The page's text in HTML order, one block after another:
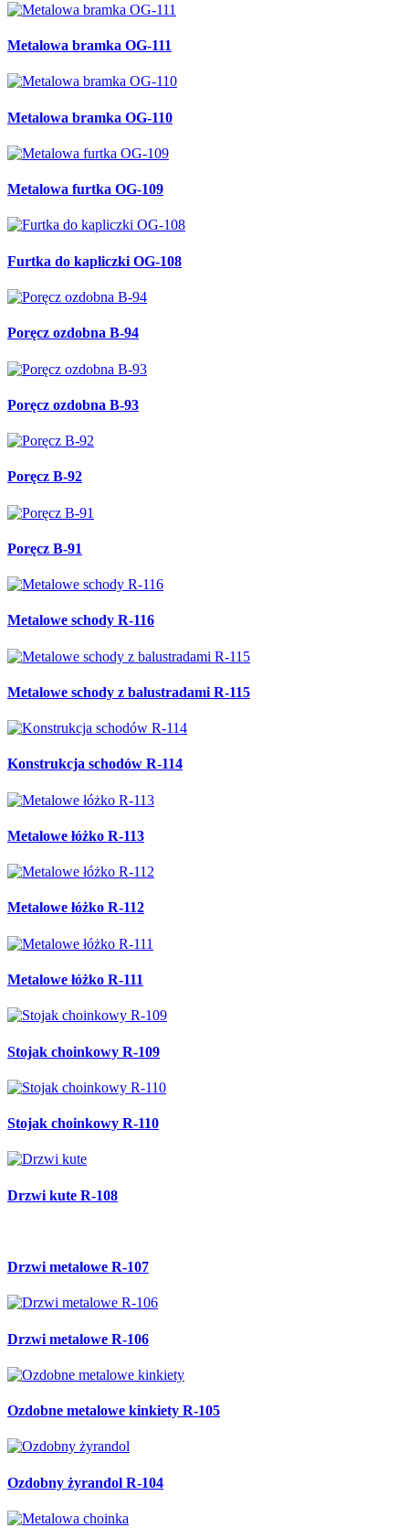
Metalowa bramka OG-111
Metalowa bramka OG-110
Metalowa furtka OG-109
Furtka do kapliczki OG-108
Poręcz ozdobna B-94
Poręcz ozdobna B-93
Poręcz B-92
Poręcz B-91
Metalowe schody R-116
Metalowe schody z balustradami R-115
Konstrukcja schodów R-114
Metalowe łóżko R-113
Metalowe łóżko R-112
Metalowe łóżko R-111
Stojak choinkowy R-109
Stojak choinkowy R-110
Drzwi kute R-108
Drzwi metalowe R-107
Drzwi metalowe R-106
Ozdobne metalowe kinkiety R-105
Ozdobny żyrandol R-104